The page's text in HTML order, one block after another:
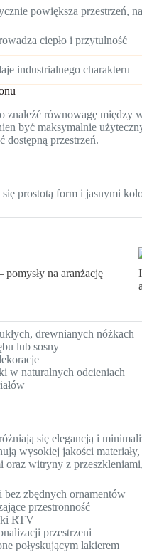
powiększa przestrzeń,
ciepło i przytulność
industrialnego charakteru
znaleźć równowagę między
być maksymalnie
przestrzeń.
prostotą form i jasnymi
pomysły na aranżację
drewnianych nóżkach
lub sosny
w naturalnych odcieniach
się elegancją i
wysokiej jakości
oraz witryny z
zbędnych ornamentów
przestronność
RTV
przestrzeni
połyskującym lakierem